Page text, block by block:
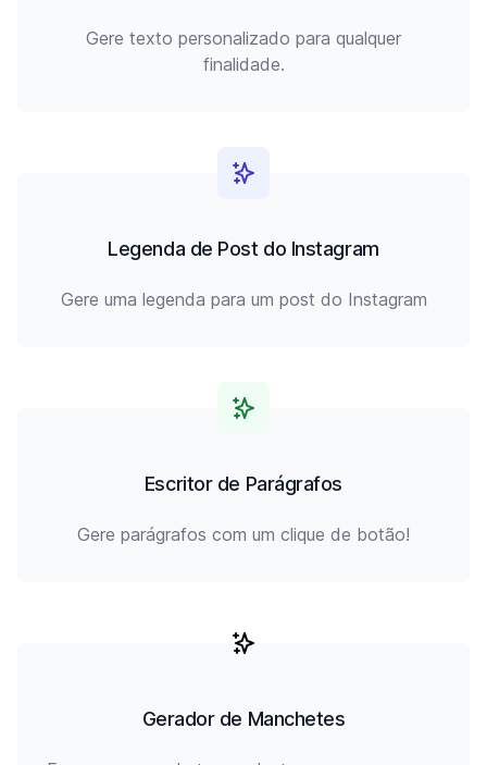
Gere texto personalizado para qualquer
finalidade.
Legenda de Post do Instagram
Gere uma legenda para um post do Instagram
Escritor de Parágrafos
Gere parágrafos com um clique de botão!
Gerador de Manchetes